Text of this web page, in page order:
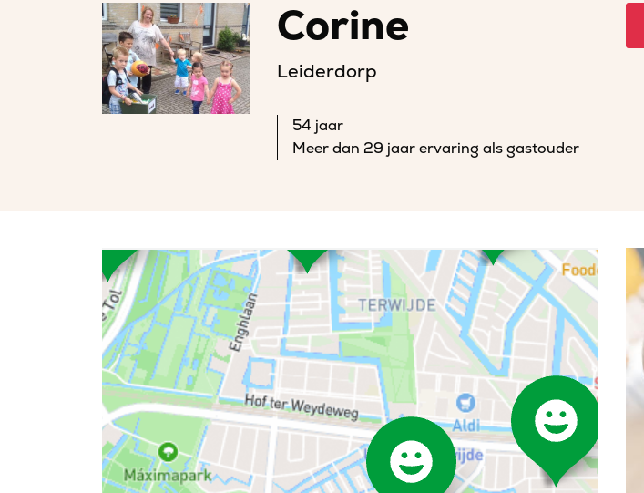
Corine
Leiderdorp
54 jaar
Meer dan 29 jaar ervaring als gastouder